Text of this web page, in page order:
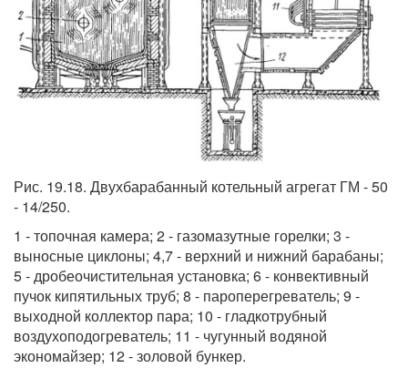
Рис. 19.18. Двухбарабанный котельный агрегат ГМ - 50
- 14/250.
1 - топочная камера; 2 - газомазутные горелки; 3 -
выносные циклоны; 4,7 - верхний и нижний барабаны;
5 - дробеочистительная установка; 6 - конвективный
пучок кипятильных труб; 8 - пароперегреватель; 9 -
выходной коллектор пара; 10 - гладкотрубный
воздухоподогреватель; 11 - чугунный водяной
экономайзер; 12 - золовой бункер.